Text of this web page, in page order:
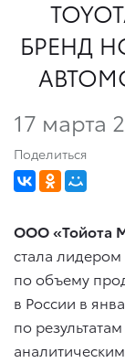
БРЕНД
17 марта
Поделиться
ООО «Тойота
стала
по объему
в России в
по
аналитическим